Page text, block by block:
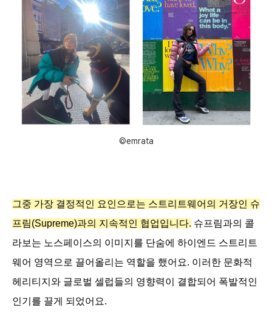
©emrata
그중 가장 결정적인 요인으로는 스트리트웨어의 거장인 슈
프림(Supreme)과의 지속적인 협업입니다. 슈프림과의 콜
라보는 노스페이스의 이미지를 단숨에 하이엔드 스트리트
웨어 영역으로 끌어올리는 역할을 했어요. 이러한 문화적
헤리티지와 글로벌 셀럽들의 영향력이 결합되어 폭발적인
인기를 끌게 되었어요.